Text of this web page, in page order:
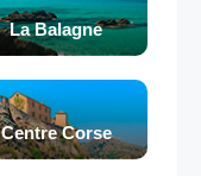
La Balagne
Centre Corse